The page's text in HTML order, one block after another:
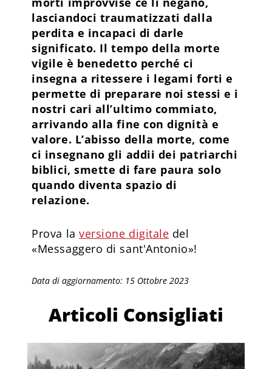
lasciandoci traumatizzati dalla
perdita e incapaci di darle
significato. Il tempo della morte
vigile è benedetto perché ci
insegna a ritessere i legami forti e
permette di preparare noi stessi e i
nostri cari all’ultimo commiato,
arrivando alla fine con dignità e
valore. L’abisso della morte, come
ci insegnano gli addii dei patriarchi
biblici, smette di fare paura solo
quando diventa spazio di
relazione.
Prova laversione digitale del
«Messaggero di sant'Antonio»!
Data di aggiornamento: 15 Ottobre 2023
Articoli Consigliati